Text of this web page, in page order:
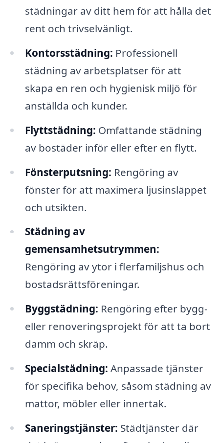
städningar av ditt hem för att hålla det
rent och trivselvänligt.
Kontorsstädning: Professionell
städning av arbetsplatser för att
skapa en ren och hygienisk miljö för
anställda och kunder.
Flyttstädning: Omfattande städning
av bostäder inför eller efter en flytt.
Fönsterputsning: Rengöring av
fönster för att maximera ljusinsläppet
och utsikten.
Städning av
gemensamhetsutrymmen:
Rengöring av ytor i flerfamiljshus och
bostadsrättsföreningar.
Byggstädning: Rengöring efter bygg-
eller renoveringsprojekt för att ta bort
damm och skräp.
Specialstädning: Anpassade tjänster
för specifika behov, såsom städning av
mattor, möbler eller innertak.
Saneringstjänster: Städtjänster där